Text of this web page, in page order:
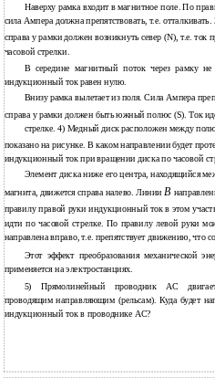
Наверху рамка входит в магнитное поле. По
сила Ампера должна препятствовать, т.е. отталкивать.
справа у рамки должен возникнуть север (N), т.е. ток
часовой стрелки.
В середине магнитный поток через рамку не
индукционный ток равен нулю.
Внизу рамка вылетает из поля. Сила Ампера
справа у рамки должен быть южный полюс (S). Ток
стрелке. 4) Медный диск расположен между
показано на рисунке. В каком направлении будет
индукционный ток при вращении диска по часовой
Элемент диска ниже его центра, находящийся
магнита, движется справа налево. ЛинииB
правилу правой руки индукционный ток в этом
идти по часовой стрелке. По правилу левой руки
направлена вправо, т.е. препятствует движению, что
Этот эффект преобразования механической
применяется на электростанциях.
5) Прямолинейный проводник АС
проводящим направляющим (рельсам). Куда будет
индукционный ток в проводнике АС?